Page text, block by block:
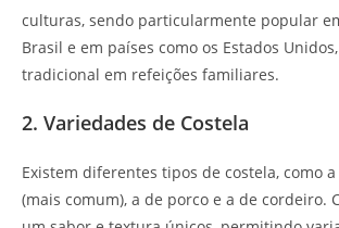
culturas, sendo particularmente popular
Brasil e em países como os Estados
tradicional em refeições familiares.
2. Variedades de Costela
Existem diferentes tipos de costela, como
(mais comum), a de porco e a de cordeiro.